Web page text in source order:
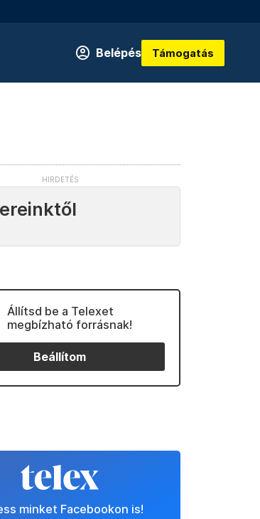
Belépés Támogatás
Állítsd be a Telexet
megbízható forrásnak!
Beállítom
minket Facebookon is!